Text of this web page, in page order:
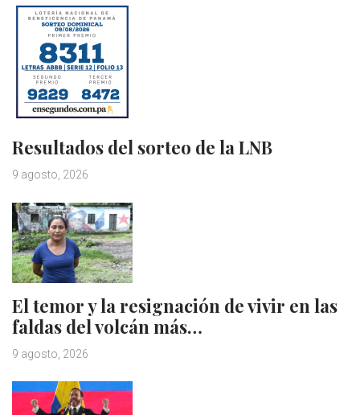
Resultados del sorteo de la LNB
9 agosto, 2026
El temor y la resignación de vivir en las
faldas del volcán más…
9 agosto, 2026